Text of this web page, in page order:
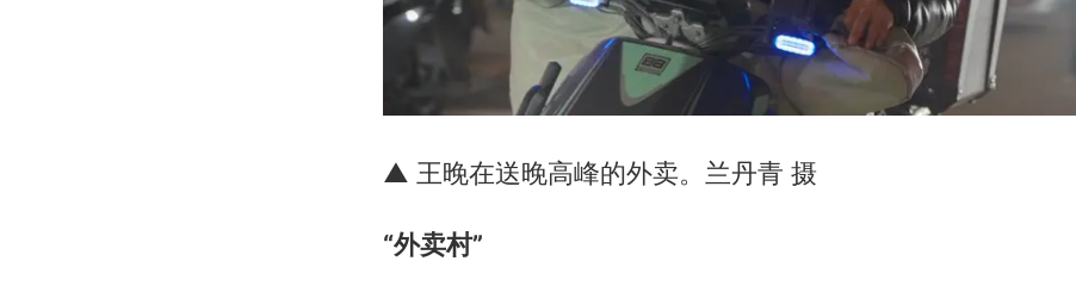
▲ 王晚在送晚高峰的外卖。兰丹青 摄
“外卖村”